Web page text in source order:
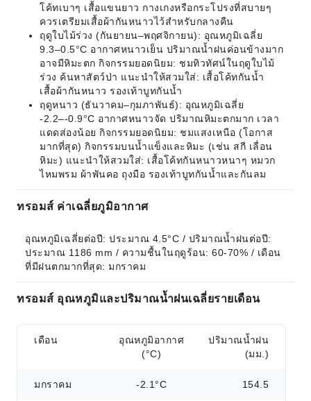
โค้ทเบาๆ เสื้อแขนยาว กางเกงหรือกระโปรงที่สบายๆ
ควรเตรียมเสื้อผ้ากันหนาวไว้สำหรับกลางคืน
ฤดูใบไม้ร่วง (กันยายน–พฤศจิกายน): อุณหภูมิเฉลี่ย
9.3–0.5°C อากาศหนาวเย็น ปริมาณน้ำฝนค่อนข้างมาก
อาจมีหิมะตก กิจกรรมยอดนิยม: ชมทิวทัศน์ในฤดูใบไม้
ร่วง ค้นหาสัตว์ป่า แนะนำให้สวมใส่: เสื้อโค้ทกันน้ำ
เสื้อผ้ากันหนาว รองเท้าบูทกันน้ำ
ฤดูหนาว (ธันวาคม–กุมภาพันธ์): อุณหภูมิเฉลี่ย
-2.2–-0.9°C อากาศหนาวจัด ปริมาณหิมะตกมาก เวลา
แดดส่องน้อย กิจกรรมยอดนิยม: ชมแสงเหนือ (โอกาส
มากที่สุด) กิจกรรมบนน้ำแข็งและหิมะ (เช่น สกี เลื่อน
หิมะ) แนะนำให้สวมใส่: เสื้อโค้ทกันหนาวหนาๆ หมวก
ไหมพรม ผ้าพันคอ ถุงมือ รองเท้าบูทกันน้ำและกันลม
ทรอมส์ ค่าเฉลี่ยภูมิอากาศ
อุณหภูมิเฉลี่ยต่อปี: ประมาณ 4.5°C / ปริมาณน้ำฝนต่อปี:
ประมาณ 1186 mm / ความชื้นในฤดูร้อน: 60-70% / เดือน
ที่มีฝนตกมากที่สุด: มกราคม
ทรอมส์ อุณหภูมิและปริมาณน้ำฝนเฉลี่ยรายเดือน
เดือน
อุณหภูมิอากาศ
(°C)
ปริมาณน้ำฝน
(มม.)
มกราคม -2.1°C 154.5